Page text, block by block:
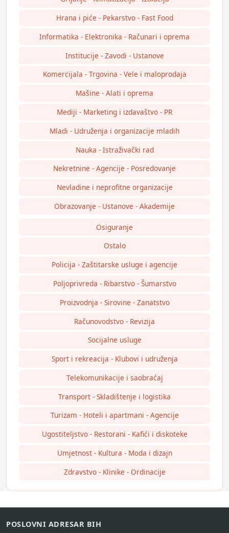
Hrana i piće - Pekarstvo - Fast Food
Informatika - Elektronika - Računari i oprema
Institucije - Zavodi - Ustanove
Komercijala - Trgovina - Vele i maloprodaja
Mašine - Alati i oprema
Mediji - Marketing i izdavaštvo - PR
Mladi - Udruženja i organizacije mladih
Nauka - Istraživački rad
Nekretnine - Agencije - Posredovanje
Nevladine i neprofitne organizacije
Obrazovanje - Ustanove - Akademije
Osiguranje
Ostalo
Policija - Zaštitarske usluge i agencije
Poljoprivreda - Ribarstvo - Šumarstvo
Proizvodnja - Sirovine - Zanatstvo
Računovodstvo - Revizija
Socijalne usluge
Sport i rekreacija - Klubovi i udruženja
Telekomunikacije i saobraćaj
Transport - Skladištenje i logistika
Turizam - Hoteli i apartmani - Agencije
Ugostiteljstvo - Restorani - Kafići i diskoteke
Umjetnost - Kultura - Moda i dizajn
Zdravstvo - Klinike - Ordinacije
POSLOVNI ADRESAR BIH